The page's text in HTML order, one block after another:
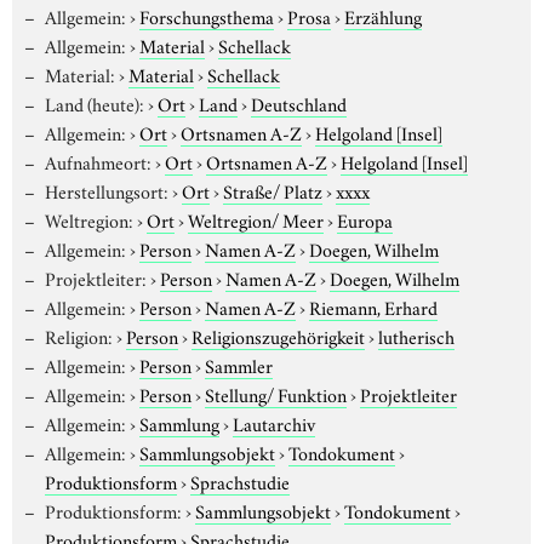
Allgemein:›Forschungsthema›Prosa›Erzählung
Allgemein:›Material›Schellack
Material:›Material›Schellack
Land (heute):›Ort›Land›Deutschland
Allgemein:›Ort›Ortsnamen A-Z›Helgoland [Insel]
Aufnahmeort:›Ort›Ortsnamen A-Z›Helgoland [Insel]
Herstellungsort:›Ort›Straße/ Platz›xxxx
Weltregion:›Ort›Weltregion/ Meer›Europa
Allgemein:›Person›Namen A-Z›Doegen, Wilhelm
Projektleiter:›Person›Namen A-Z›Doegen, Wilhelm
Allgemein:›Person›Namen A-Z›Riemann, Erhard
Religion:›Person›Religionszugehörigkeit›lutherisch
Allgemein:›Person›Sammler
Allgemein:›Person›Stellung/ Funktion›Projektleiter
Allgemein:›Sammlung›Lautarchiv
Allgemein:›Sammlungsobjekt›Tondokument›
Produktionsform›Sprachstudie
Produktionsform:›Sammlungsobjekt›Tondokument›